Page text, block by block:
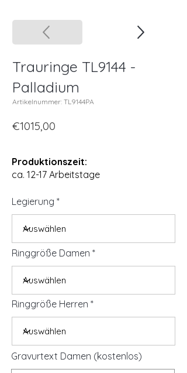
Trauringe TL9144 -
Palladium
Artikelnummer: TL9144PA
€1015,00
Produktionszeit:
ca. 12-17 Arbeitstage
Legierung
Ringgröße Damen
Ringgröße Herren
Gravurtext Damen (kostenlos)